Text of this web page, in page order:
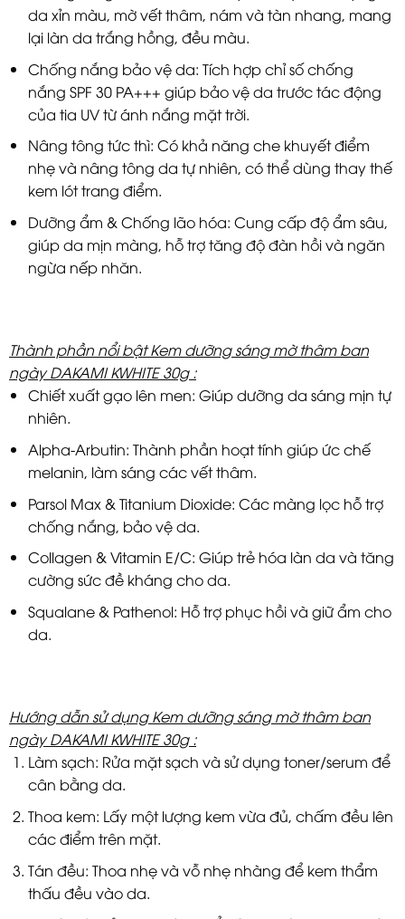
da xỉn màu, mờ vết thâm, nám và tàn nhang, mang
lại làn da trắng hồng, đều màu.
Chống nắng bảo vệ da: Tích hợp chỉ số chống
nắng SPF 30 PA+++ giúp bảo vệ da trước tác động
của tia UV từ ánh nắng mặt trời.
Nâng tông tức thì: Có khả năng che khuyết điểm
nhẹ và nâng tông da tự nhiên, có thể dùng thay thế
kem lót trang điểm.
Dưỡng ẩm & Chống lão hóa: Cung cấp độ ẩm sâu,
giúp da mịn màng, hỗ trợ tăng độ đàn hồi và ngăn
ngừa nếp nhăn.
Thành phần nổi bật Kem dưỡng sáng mờ thâm ban
ngày DAKAMI KWHITE 30g :
Chiết xuất gạo lên men: Giúp dưỡng da sáng mịn tự
nhiên.
Alpha-Arbutin: Thành phần hoạt tính giúp ức chế
melanin, làm sáng các vết thâm.
Parsol Max & Titanium Dioxide: Các màng lọc hỗ trợ
chống nắng, bảo vệ da.
Collagen & Vitamin E/C: Giúp trẻ hóa làn da và tăng
cường sức đề kháng cho da.
Squalane & Pathenol: Hỗ trợ phục hồi và giữ ẩm cho
da.
Hướng dẫn sử dụng Kem dưỡng sáng mờ thâm ban
ngày DAKAMI KWHITE 30g :
Làm sạch: Rửa mặt sạch và sử dụng toner/serum để
cân bằng da.
Thoa kem: Lấy một lượng kem vừa đủ, chấm đều lên
các điểm trên mặt.
Tán đều: Thoa nhẹ và vỗ nhẹ nhàng để kem thẩm
thấu đều vào da.